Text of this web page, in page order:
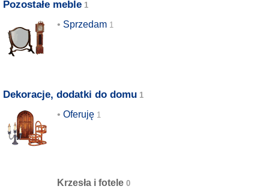
Pozostałe meble
Sprzedam
Dekoracje, dodatki do domu
Oferuję
Krzesła i fotele